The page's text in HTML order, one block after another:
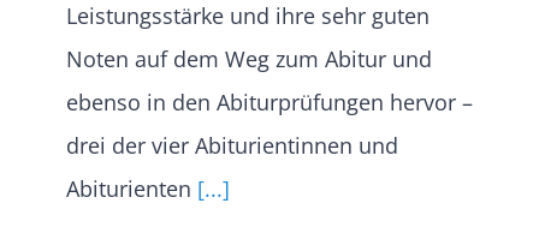
Leistungsstärke und ihre sehr guten
Noten auf dem Weg zum Abitur und
ebenso in den Abiturprüfungen hervor –
drei der vier Abiturientinnen und
Abiturienten [...]